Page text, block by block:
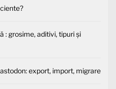
: grosime, aditivi, tipuri și
export, import, migrare